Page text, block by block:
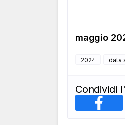
maggio
2024 data
Condividi